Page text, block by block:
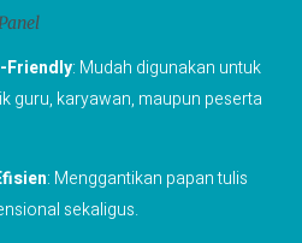
Friendly: Mudah digunakan untuk
guru, karyawan, maupun peserta
: Menggantikan papan tulis
sekaligus.